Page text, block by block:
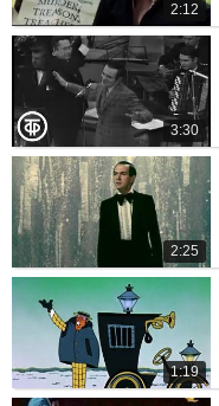
2:12
3:30
2:25
1:19